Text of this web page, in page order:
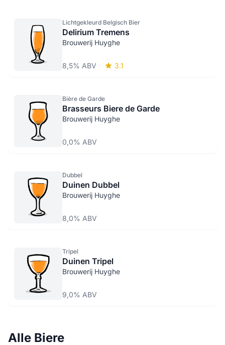
Lichtgekleurd Belgisch Bier
Delirium Tremens
Brouwerij Huyghe
8,5% ABV 3.1
Bière de Garde
Brasseurs Biere de Garde
Brouwerij Huyghe
0,0% ABV
Dubbel
Duinen Dubbel
Brouwerij Huyghe
8,0% ABV
Tripel
Duinen Tripel
Brouwerij Huyghe
9,0% ABV
Alle Biere